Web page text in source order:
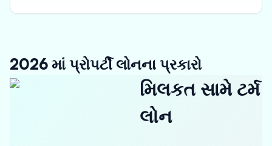
2026 માં પ્રોપર્ટી લોનના પ્રકારો
મિલકત સામે ટર્મ
લોન